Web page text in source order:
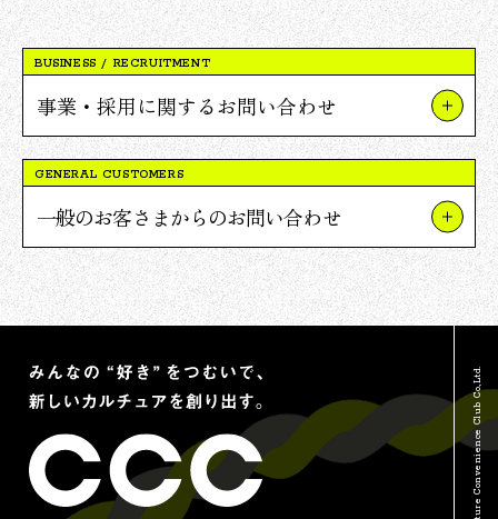
BUSINESS / RECRUITMENT
事業・採用に関するお問い合わせ
事業やプロジェクトについて
報道関連・ご取材等について
その他のお問い合わせ
GENERAL CUSTOMERS
一般のお客さまからのお問い合わせ
TSUTAYAについて
蔦屋書店について
© Culture Convenience Club Co.,Ltd.